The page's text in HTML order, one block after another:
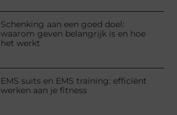
Schenking aan een goed doel:
waarom geven belangrijk is en hoe
het werkt
EMS suits en EMS training: efficiënt
werken aan je fitness